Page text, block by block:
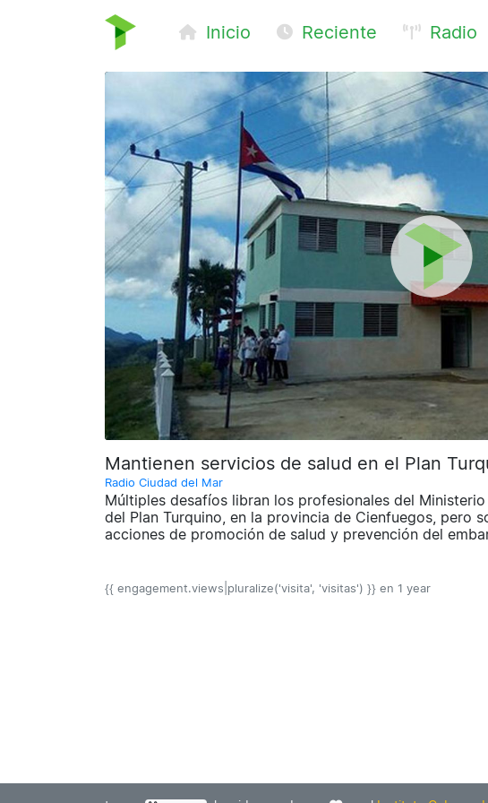
Inicio Reciente Radio
Mantienen servicios de salud en el Plan
Radio Ciudad del Mar
Múltiples desafíos libran los profesionales del
del Plan Turquino, en la provincia de Cienfuegos, pero
acciones de promoción de salud y prevención del
{{ engagement.views|pluralize('visita', 'visitas') }} en 1 year